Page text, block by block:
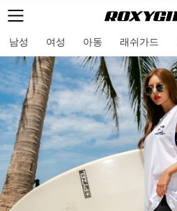
메뉴
로고
남성 여성 아동 래쉬가드